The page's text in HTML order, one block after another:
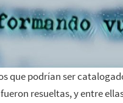
que podrían ser
resueltas, y entre